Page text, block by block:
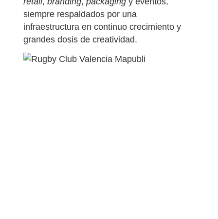
siempre respaldados por una
infraestructura en continuo crecimiento y
grandes dosis de creatividad.